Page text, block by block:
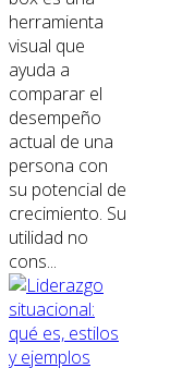
herramienta
visual que
ayuda a
comparar el
desempeño
actual de una
persona con
su potencial de
crecimiento. Su
utilidad no
cons...